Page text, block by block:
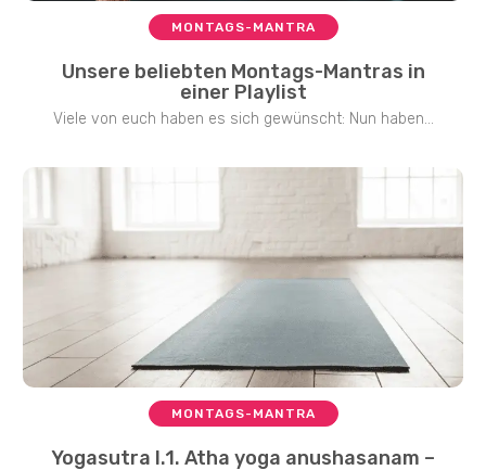
MONTAGS-MANTRA
Unsere beliebten Montags-Mantras in
einer Playlist
Viele von euch haben es sich gewünscht: Nun haben...
MONTAGS-MANTRA
Yogasutra I.1. Atha yoga anushasanam –